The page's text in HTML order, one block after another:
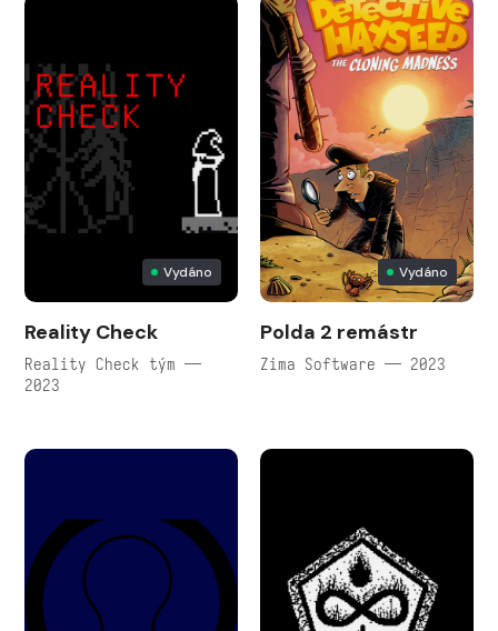
Vydáno
Reality Check
Reality Check tým —
2023
Vydáno
Polda 2 remástr
Zima Software — 2023